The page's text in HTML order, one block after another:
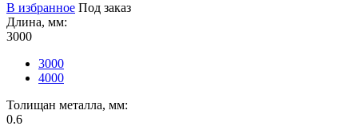
В избранное Под заказ
Длина, мм:
3000
3000
4000
Толищан металла, мм:
0.6